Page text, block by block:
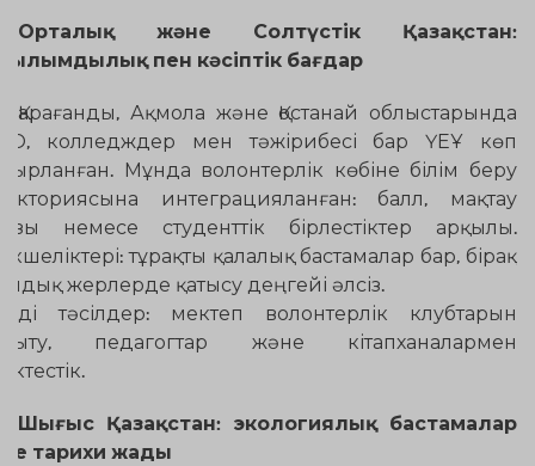
Орталық және Солтүстік Қазақстан:
пен кәсіптік бағдар
Қарағанды, Ақмола және Қостанай облыстарында
колледждер мен тәжірибесі бар ҮЕҰ көп
Мұнда волонтерлік көбіне білім беру
интеграцияланған: балл, мақтау
немесе студенттік бірлестіктер арқылы.
тұрақты қалалық бастамалар бар, бірақ
жерлерде қатысу деңгейі әлсіз.
тәсілдер: мектеп волонтерлік клубтарын
педагогтар және кітапханалармен
Шығыс Қазақстан: экологиялық бастамалар
тарихи жады